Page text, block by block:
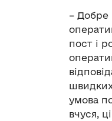
– Добре
пост і
умова
вчуся,